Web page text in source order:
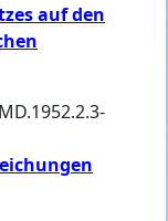
auf den